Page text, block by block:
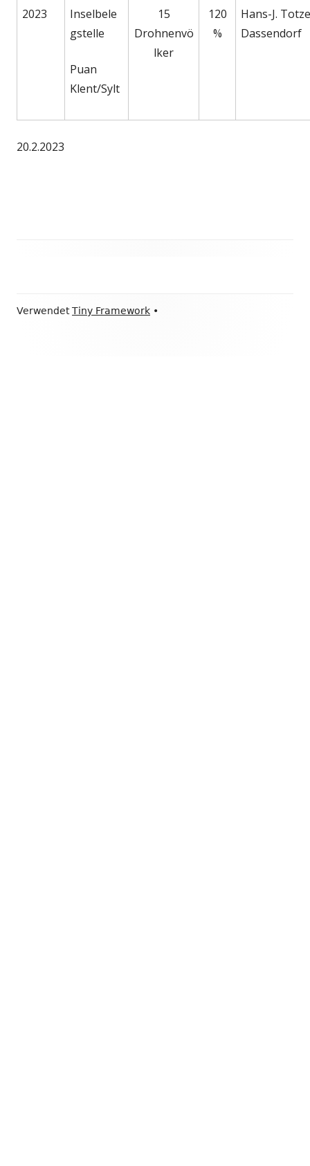
2023
Inselbele
gstelle
Puan
Klent/Sylt
15
Drohnenvö
lker
120
%
Hans-J.
Dassendorf
20.2.2023
Footer
VerwendetTiny Framework •